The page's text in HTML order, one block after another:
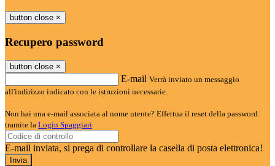
button close ×
Recupero password
button close ×
E-mail Verrà inviato un messaggio
all'indirizzo indicato con le istruzioni necessarie.
Non hai una e-mail associata al nome utente? Effettua il reset della password
tramite la Login Spaggiari
E-mail inviata, si prega di controllare la casella di posta elettronica!